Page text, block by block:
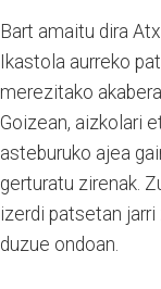
Bart amaitu dira
Ikastola aurreko
merezitako
Goizean, aizkolari
asteburuko ajea
gerturatu zirenak.
izerdi patsetan
duzue ondoan.